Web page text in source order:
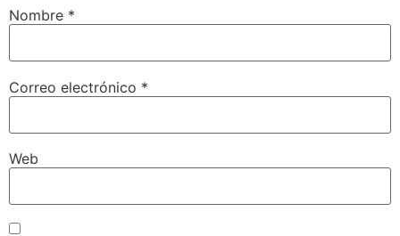
Nombre *
Correo electrónico *
Web